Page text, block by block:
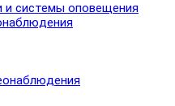
и системы оповещения